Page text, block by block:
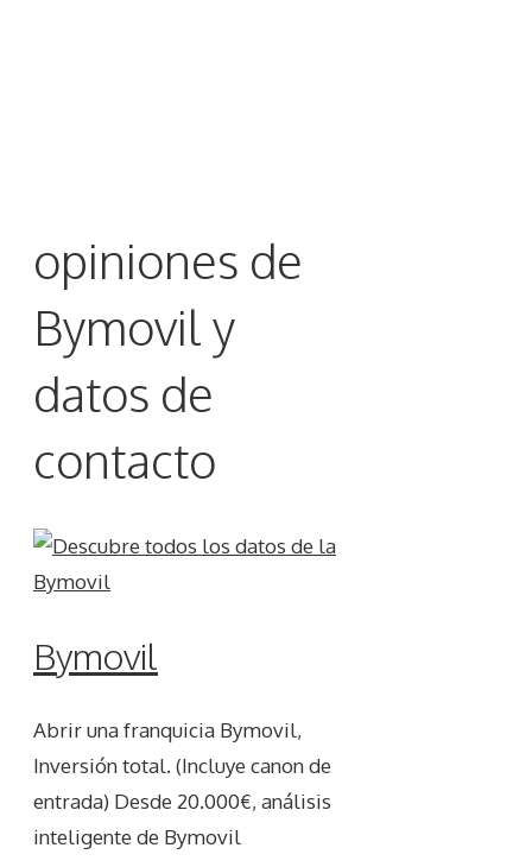
opiniones de
Bymovil y
datos de
contacto
Bymovil
Abrir una franquicia Bymovil,
Inversión total. (Incluye canon de
entrada) Desde 20.000€, análisis
inteligente de Bymovil